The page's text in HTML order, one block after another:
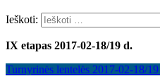
Ieškoti:
IX etapas 2017-02-18/19 d.
Turnyrinės lentelės 2017-02-18/